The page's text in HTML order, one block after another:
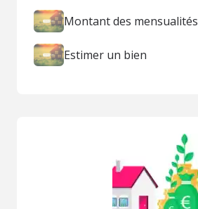
Montant des mensualités
Estimer un bien